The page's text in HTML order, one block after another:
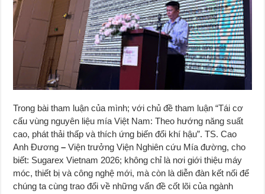
Trong bài tham luận của mình; với chủ đề tham luận “Tái cơ
cấu vùng nguyên liệu mía Việt Nam: Theo hướng năng suất
cao, phát thải thấp và thích ứng biến đổi khí hậu”. TS. Cao
Anh Đương –Viện trưởng Viện Nghiên cứu Mía đường, cho
biết: Sugarex Vietnam 2026; không chỉ là nơi giới thiệu máy
móc, thiết bị và công nghệ mới, mà còn là diễn đàn kết nối để
chúng ta cùng trao đổi về những vấn đề cốt lõi của ngành